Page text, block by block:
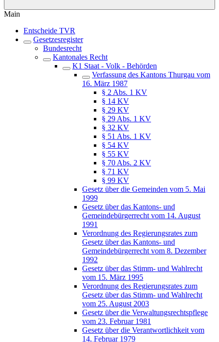
Main
Entscheide TVR
Gesetzesregister
Bundesrecht
Kantonales Recht
K1 Staat - Volk - Behörden
Verfassung des Kantons Thurgau vom
16. März 1987
§ 2 Abs. 1 KV
§ 14 KV
§ 29 KV
§ 29 Abs. 1 KV
§ 32 KV
§ 51 Abs. 1 KV
§ 54 KV
§ 55 KV
§ 70 Abs. 2 KV
§ 71 KV
§ 99 KV
Gesetz über die Gemeinden vom 5. Mai
1999
Gesetz über das Kantons- und
Gemeindebürgerrecht vom 14. August
1991
Verordnung des Regierungsrates zum
Gesetz über das Kantons- und
Gemeindebürgerrecht vom 8. Dezember
1992
Gesetz über das Stimm- und Wahlrecht
vom 15. März 1995
Verordnung des Regierungsrates zum
Gesetz über das Stimm- und Wahlrecht
vom 25. August 2003
Gesetz über die Verwaltungsrechtspflege
vom 23. Februar 1981
Gesetz über die Verantwortlichkeit vom
14. Februar 1979